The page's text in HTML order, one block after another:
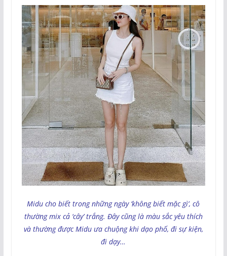
Midu cho biết trong những ngày ‘không biết mặc gì’, cô
thường mix cả ‘cây’ trắng. Đây cũng là màu sắc yêu thích
và thường được Midu ưa chuộng khi dạo phố, đi sự kiện,
đi dạy…